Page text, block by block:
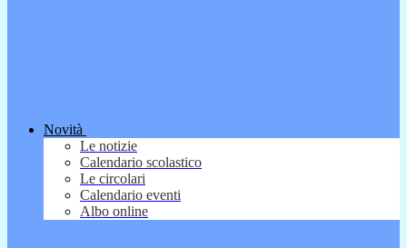
Novità
Le notizie
Calendario scolastico
Le circolari
Calendario eventi
Albo online